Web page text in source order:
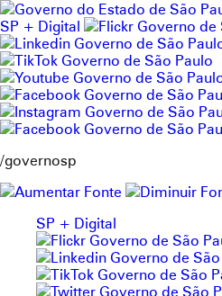
Pular
para
o
conteúdo
SP + Digital
/governosp
SP + Digital